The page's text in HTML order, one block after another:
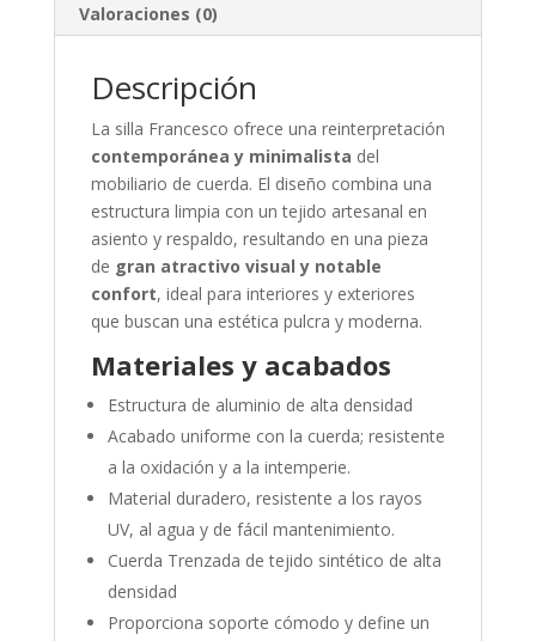
Valoraciones (0)
Descripción
La silla Francesco ofrece una reinterpretación
contemporánea y minimalista del
mobiliario de cuerda. El diseño combina una
estructura limpia con un tejido artesanal en
asiento y respaldo, resultando en una pieza
de gran atractivo visual y notable
confort, ideal para interiores y exteriores
que buscan una estética pulcra y moderna.
Materiales y acabados
Estructura de aluminio de alta densidad
Acabado uniforme con la cuerda; resistente
a la oxidación y a la intemperie.
Material duradero, resistente a los rayos
UV, al agua y de fácil mantenimiento.
Cuerda Trenzada de tejido sintético de alta
densidad
Proporciona soporte cómodo y define un